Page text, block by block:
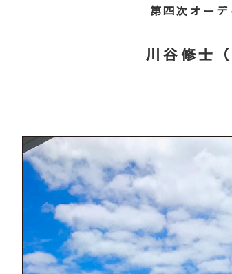
第四次オー
川谷修士